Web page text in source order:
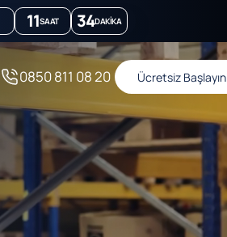
11SAAT 34DAKIKA
0850 811 08 20 Ücretsiz Başlayın